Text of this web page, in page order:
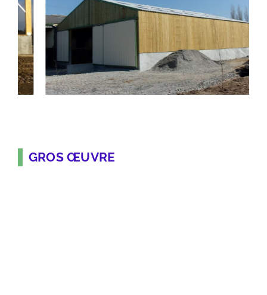
GROS ŒUVRE